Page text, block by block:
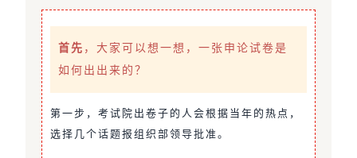
首先 ，大家可以想一想，一张申论试卷是
如何出出来的？
第一步，考试院出卷子的人会根据当年的热点，
选择几个话题报组织部领导批准。